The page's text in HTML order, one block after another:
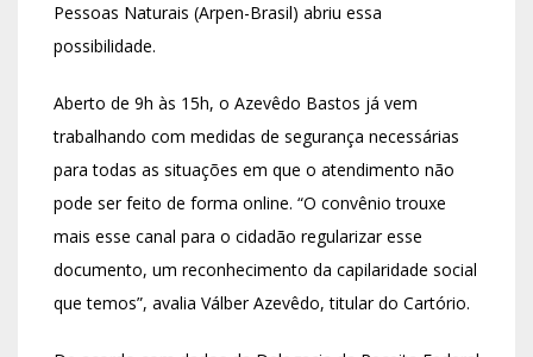
Pessoas Naturais (Arpen-Brasil) abriu essa
possibilidade.
Aberto de 9h às 15h, o Azevêdo Bastos já vem
trabalhando com medidas de segurança necessárias
para todas as situações em que o atendimento não
pode ser feito de forma online. “O convênio trouxe
mais esse canal para o cidadão regularizar esse
documento, um reconhecimento da capilaridade social
que temos”, avalia Válber Azevêdo, titular do Cartório.